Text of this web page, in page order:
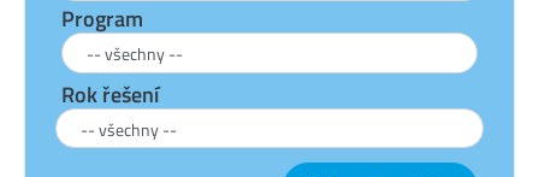
Program
Rok řešení